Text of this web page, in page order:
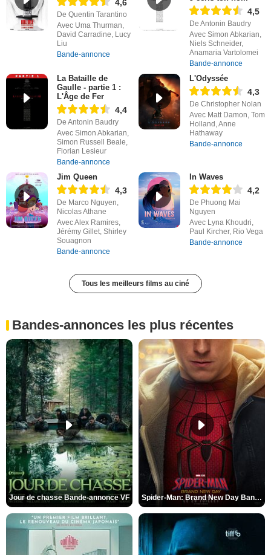
4,6
De Quentin Tarantino
Avec Uma Thurman,
David Carradine, Lucy
Liu
Bande-annonce
4,5
De Antonin Baudry
Avec Simon Abkarian,
Niels Schneider,
Anamaria Vartolomei
Bande-annonce
La Bataille de
Gaulle - partie 1 :
L'Âge de Fer
4,4
De Antonin Baudry
Avec Simon Abkarian,
Simon Russell Beale,
Florian Lesieur
Bande-annonce
L'Odyssée
4,3
De Christopher Nolan
Avec Matt Damon, Tom
Holland, Anne
Hathaway
Bande-annonce
Jim Queen
4,3
De Marco Nguyen,
Nicolas Athane
Avec Alex Ramires,
Jérémy Gillet, Shirley
Souagnon
Bande-annonce
In Waves
4,2
De Phuong Mai
Nguyen
Avec Lyna Khoudri,
Paul Kircher, Rio Vega
Bande-annonce
Tous les meilleurs films au ciné
Bandes-annonces les plus récentes
Jour de chasse Bande-annonce VF Spider-Man: Brand New Day Bande-annonce (3) VO STFR